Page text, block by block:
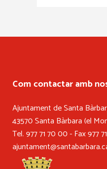
Com contactar amb
Ajuntament de Santa
43570 Santa Bàrbara (el
Tel. 977 71 70 00 - Fax 977